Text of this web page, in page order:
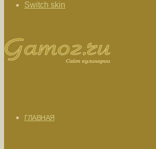
Switch skin
ГЛАВНАЯ